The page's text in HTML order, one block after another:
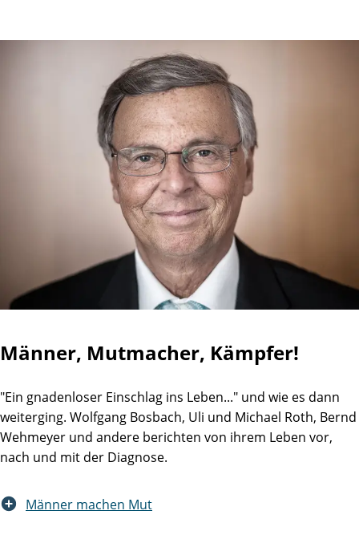
Männer, Mutmacher, Kämpfer!
"Ein gnadenloser Einschlag ins Leben..." und wie es dann
weiterging. Wolfgang Bosbach, Uli und Michael Roth, Bernd
Wehmeyer und andere berichten von ihrem Leben vor,
nach und mit der Diagnose.
Männer machen Mut